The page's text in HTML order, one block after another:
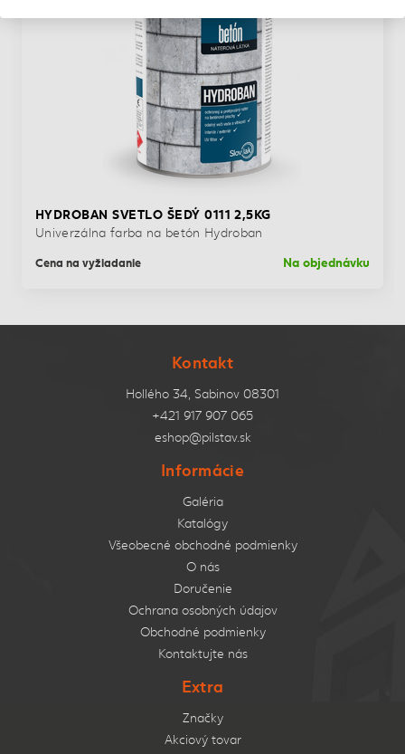
HYDROBAN SVETLO ŠEDÝ 0111 2,5KG
Univerzálna farba na betón Hydroban
Cena na vyžiadanie Na objednávku
Kontakt
Hollého 34, Sabinov 08301
+421 917 907 065
eshop@pilstav.sk
Informácie
Galéria
Katalógy
Všeobecné obchodné podmienky
O nás
Doručenie
Ochrana osobných údajov
Obchodné podmienky
Kontaktujte nás
Extra
Značky
Akciový tovar